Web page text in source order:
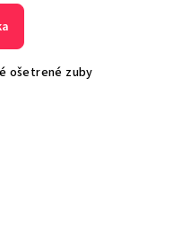
ošetrené zuby